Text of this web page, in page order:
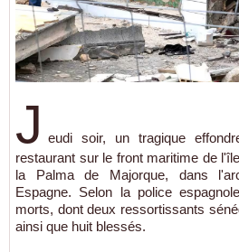
J eudi soir, un tragique
restaurant sur le front maritime de
la Palma de Majorque, dans
Espagne. Selon la police
morts, dont deux ressortissants
ainsi que huit blessés.